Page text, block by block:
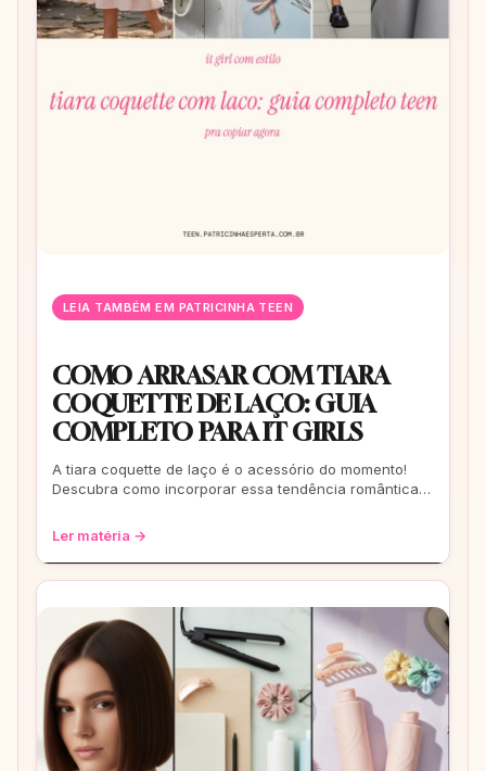
LEIA TAMBÉM EM PATRICINHA TEEN
COMO ARRASAR COM TIARA
COQUETTE DE LAÇO: GUIA
COMPLETO PARA IT GIRLS
A tiara coquette de laço é o acessório do momento!
Descubra como incorporar essa tendência romântica e
Ler matéria →